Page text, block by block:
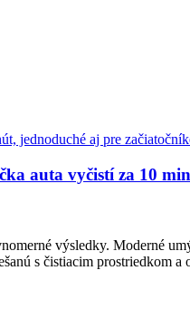
auta vyčistí za 10
výsledky. Moderné
s čistiacim prostriedkom a